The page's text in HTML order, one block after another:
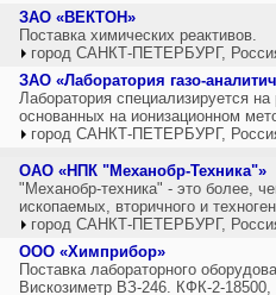
ЗАО «ВЕКТОН»
Поставка химических реактивов.
город САНКТ-ПЕТЕРБУРГ,
ЗАО «Лаборатория газо-
Лаборатория специализируется
основанных на ионизационном
город САНКТ-ПЕТЕРБУРГ,
ОАО «НПК "Механобр-Техника"»
"Механобр-техника" - это более,
ископаемых, вторичного и
город САНКТ-ПЕТЕРБУРГ,
ООО «Химприбор»
Поставка лабораторного
Вискозиметр ВЗ-246. КФК-2-